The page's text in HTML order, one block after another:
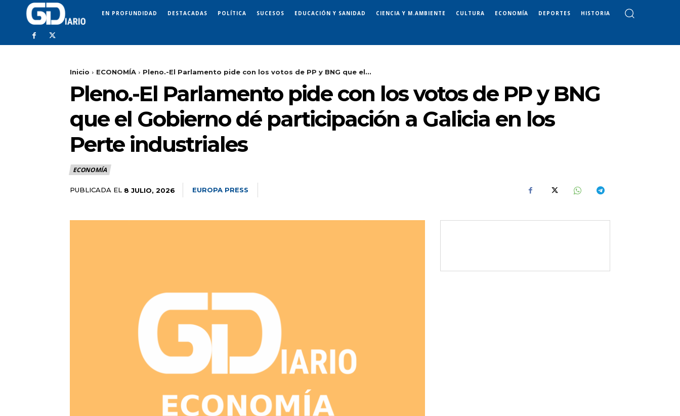
EN PROFUNDIDAD DESTACADAS POLÍTICA SUCESOS EDUCACIÓN Y SANIDAD CIENCIA Y M.AMBIENTE CULTURA ECONOMÍA DEPORTES HISTORIA
Inicio ECONOMÍA Pleno.-El Parlamento pide con los votos de PP y BNG que el...
Pleno.-El Parlamento pide con los votos de PP y BNG
que el Gobierno dé participación a Galicia en los
Perte industriales
ECONOMÍA
PUBLICADA EL 8 JULIO, 2026 EUROPA PRESS